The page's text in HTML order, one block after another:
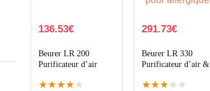
136.53€
Beurer LR 200
Purificateur d’air
★★★★ ★
291.73€
Beurer LR 330
Purificateur d’air &
– idéal pour
★★★ ★ ★